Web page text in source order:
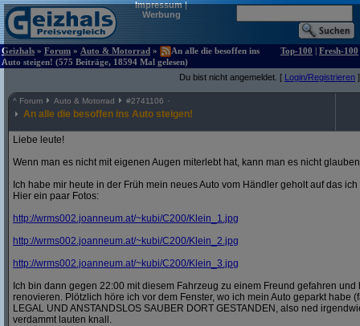
Impressum|
Werbung
Geizhals » Forum » Auto & Motorrad »
An alle die besoffen ins
Auto steigen! (575 Beiträge, 18594 Mal gelesen)
Top-100 | Fresh-100
Du bist nicht angemeldet. [ Login/Registrieren ]
^ Forum Auto & Motorrad #2741106
An alle die besoffen ins Auto steigen!
Liebe leute!
Wenn man es nicht mit eigenen Augen miterlebt hat, kann man es nicht
Ich habe mir heute in der Früh mein neues Auto vom Händler geholt auf das
Hier ein paar Fotos:
http://wrms002.joanneum.at/~kubi/C200/Klein_1.jpg
http://wrms002.joanneum.at/~kubi/C200/Klein_2.jpg
http://wrms002.joanneum.at/~kubi/C200/Klein_3.jpg
Ich bin dann gegen 22:00 mit diesem Fahrzeug zu einem Freund gefahren
renovieren. Plötzlich höre ich vor dem Fenster, wo ich mein Auto geparkt habe
LEGAL UND ANSTANDSLOS SAUBER DORT GESTANDEN, also ned
verdammt lauten knall.